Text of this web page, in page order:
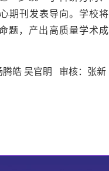
期刊发表导向。学校
题，产出高质量学术
腾皓 吴官眀 审核：张